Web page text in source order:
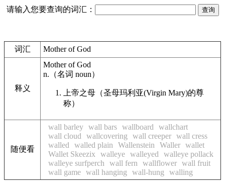
请输入您要查询的词汇：
词汇 Mother of God
释义
Mother of God
n. （名词 noun）
上帝之母（圣母玛利亚(Virgin Mary)的尊
称）
随便看
wall barley wall bars wallboard
wallchart
wall cloud
wallcovering wall creeper wall cress
walled
walled plain Wallenstein Waller wallet
Wallet Skeezix
walleye walleyed
walleye pollack
walleye surfperch
wall fern wallflower wall fruit
wall game wall hanging wall-hung walling